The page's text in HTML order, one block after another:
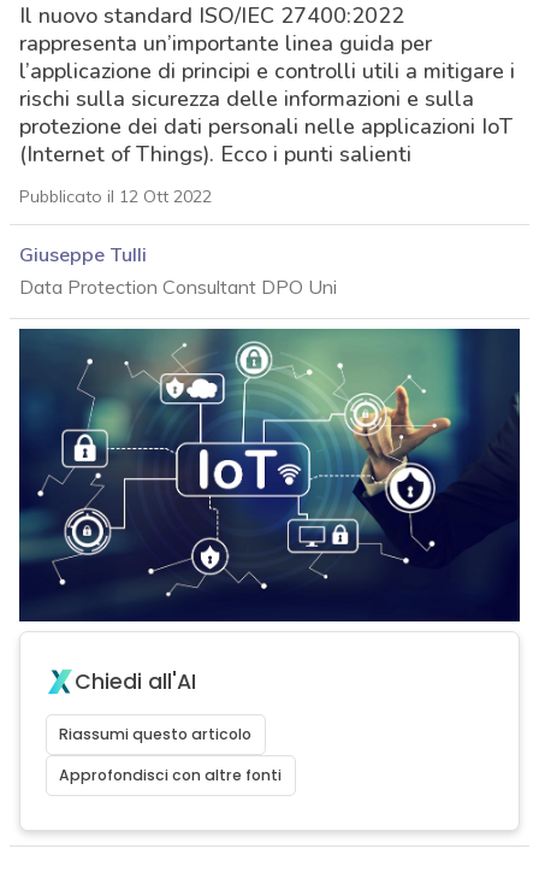
Il nuovo standard ISO/IEC 27400:2022
rappresenta un’importante linea guida per
l’applicazione di principi e controlli utili a mitigare i
rischi sulla sicurezza delle informazioni e sulla
protezione dei dati personali nelle applicazioni IoT
(Internet of Things). Ecco i punti salienti
Pubblicato il 12 Ott 2022
Giuseppe Tulli
Data Protection Consultant DPO Uni
Chiedi all'AI
Riassumi questo articolo
Approfondisci con altre fonti